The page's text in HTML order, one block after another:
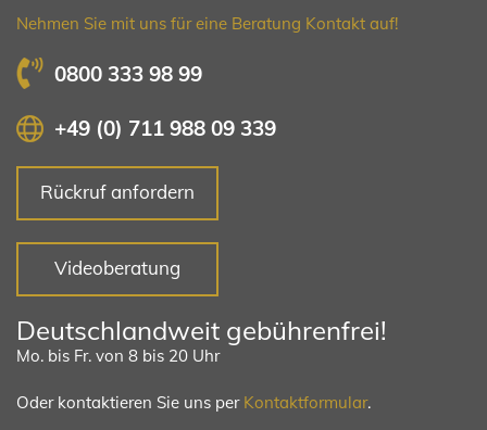
Nehmen Sie mit uns für eine Beratung Kontakt auf!
0800 333 98 99
+49 (0) 711 988 09 339
Rückruf anfordern
Videoberatung
Deutschlandweit gebührenfrei!
Mo. bis Fr. von 8 bis 20 Uhr
Oder kontaktieren Sie uns per Kontaktformular.